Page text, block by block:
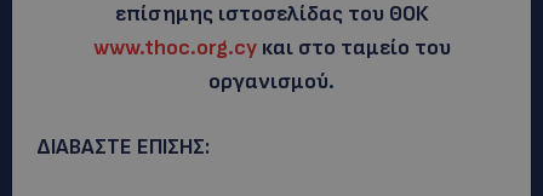
επίσημης ιστοσελίδας του ΘΟΚ
www.thoc.org.cyκαι στο ταμείο του
οργανισμού.
ΔΙΑΒΑΣΤΕ ΕΠΙΣΗΣ: